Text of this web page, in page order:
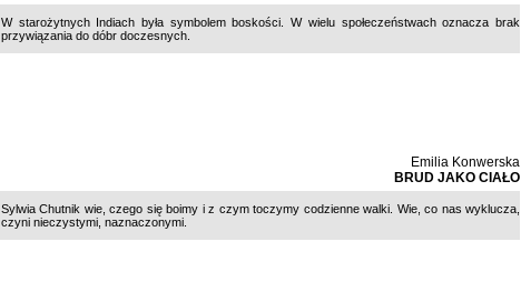
W starożytnych Indiach była symbolem boskości. W wielu społeczeństwach oznacza brak
przywiązania do dóbr doczesnych.
Emilia Konwerska
BRUD JAKO CIAŁO
Sylwia Chutnik wie, czego się boimy i z czym toczymy codzienne walki. Wie, co nas wyklucza,
czyni nieczystymi, naznaczonymi.